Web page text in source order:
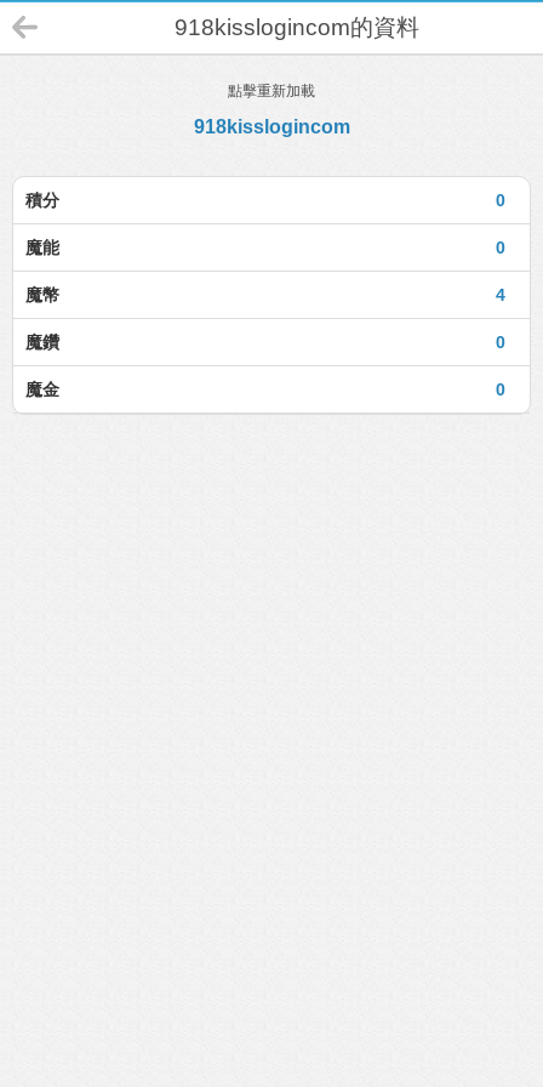
918kisslogincom的資料
點擊重新加載
918kisslogincom
0
積分
0
魔能
4
魔幣
0
魔鑽
0
魔金